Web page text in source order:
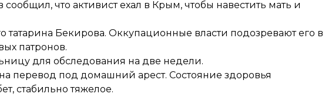
что активист ехал в Крым, чтобы навестить мать и
Бекирова. Оккупационные власти подозревают его в
патронов.
для обследования на две недели.
перевод под домашний арест. Состояние здоровья
стабильно тяжелое.